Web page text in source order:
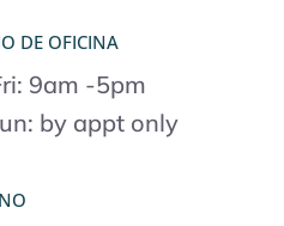
DE OFICINA
9am -5pm
by appt only